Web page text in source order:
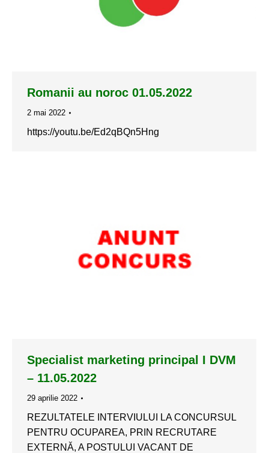
Romanii au noroc 01.05.2022
2 mai 2022
https://youtu.be/Ed2qBQn5Hng
Specialist marketing principal I DVM
– 11.05.2022
29 aprilie 2022
REZULTATELE INTERVIULUI LA CONCURSUL
PENTRU OCUPAREA, PRIN RECRUTARE
EXTERNĂ, A POSTULUI VACANT DE